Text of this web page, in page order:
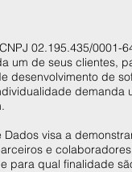
02.195.435/0001-
um de seus clientes,
desenvolvimento de
demanda
visa a
e
para qual finalidade